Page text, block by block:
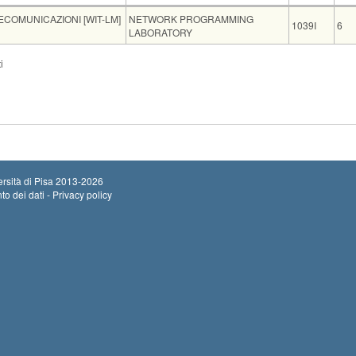
Insegnamento
[WIT-LM]
NETWORK PROGRAMMING
LABORATORY
1039I 6
di Pisa 2013-2026
dei dati - Privacy policy